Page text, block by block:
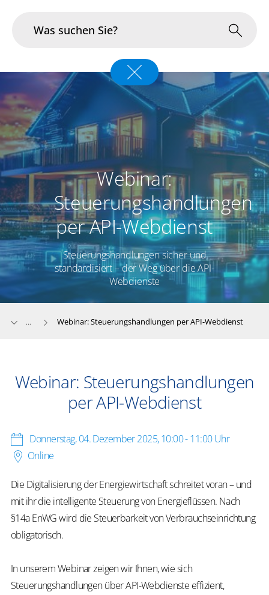
Im Fokus
Portfolio
Infrastruktur & Betrieb
Über uns
Karriere
Blog
Webinar:
Steuerungshandlungen
per API-Webdienst
Steuerungshandlungen sicher und
standardisiert – der Weg über die API-
Webdienste
... Webinar: Steuerungshandlungen per API-Webdienst
Webinar: Steuerungshandlungen
per API-Webdienst
Donnerstag, 04. Dezember 2025,10:00 - 11:00 Uhr
Online
Die Digitalisierung der Energiewirtschaft schreitet voran – und
mit ihr die intelligente Steuerung von Energieflüssen. Nach
§14a EnWG wird die Steuerbarkeit von Verbrauchseinrichtung
obligatorisch.
In unserem Webinar zeigen wir Ihnen, wie sich
Steuerungshandlungen über API-Webdienste effizient,